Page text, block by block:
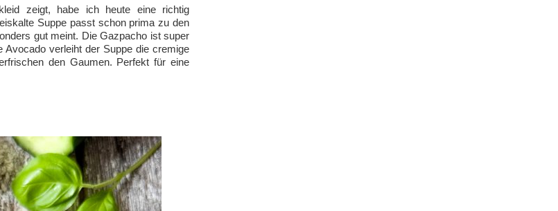
zeigt, habe ich heute eine richtig
Suppe passt schon prima zu den
gut meint. Die Gazpacho ist super
verleiht der Suppe die cremige
den Gaumen. Perfekt für eine